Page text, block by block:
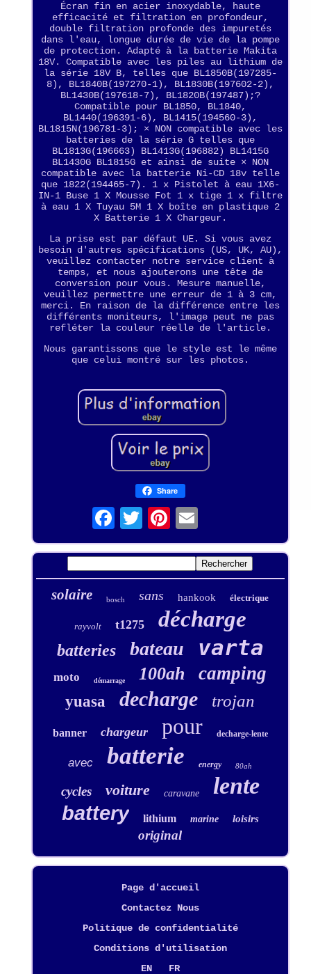
Écran fin en acier inoxydable, haute
efficacité et filtration en profondeur,
double filtration profonde des impuretés
dans l'eau, longue durée de vie de la pompe
de protection. Adapté à la batterie Makita
18V. Compatible avec les piles au lithium de
la série 18V B, telles que BL1850B(197285-
8), BL1840B(197270-1), BL1830B(197602-2),
BL1430B(197618-7), BL1820B(197487);?
Compatible pour BL1850, BL1840,
BL1440(196391-6), BL1415(194560-3),
BL1815N(196781-3); × NON compatible avec les
batteries de la série G telles que
BL1813G(196663) BL1413G(196882) BL1415G
BL1430G BL1815G et ainsi de suite × NON
compatible avec la batterie Ni-CD 18v telle
que 1822(194465-7). 1 x Pistolet à eau 1X6-
IN-1 Buse 1 X Mousse Fot 1 x tige 1 x filtre
à eau 1 X Tuyau 5M 1 X boîte en plastique 2
X Batterie 1 X Chargeur.
La prise est par défaut UE. Si vous avez
besoin d'autres spécifications (US, UK, AU),
veuillez contacter notre service client à
temps, et nous ajouterons une tête de
conversion pour vous. Mesure manuelle,
veuillez permettre une erreur de 1 à 3 cm,
merci. En raison de la différence entre les
différents moniteurs, l'image peut ne pas
refléter la couleur réelle de l'article.
Nous garantissons que le style est le même
que celui montré sur les photos.
Share
solaire bosch sans hankook électrique
rayvolt t1275 décharge
batteries bateau varta
moto démarrage 100ah camping
yuasa decharge trojan
banner chargeur pour decharge-lente
avec batterie energy 80ah
cycles voiture caravane lente
battery lithium marine loisirs
original
Page d'accueil
Contactez Nous
Politique de confidentialité
Conditions d'utilisation
EN
FR